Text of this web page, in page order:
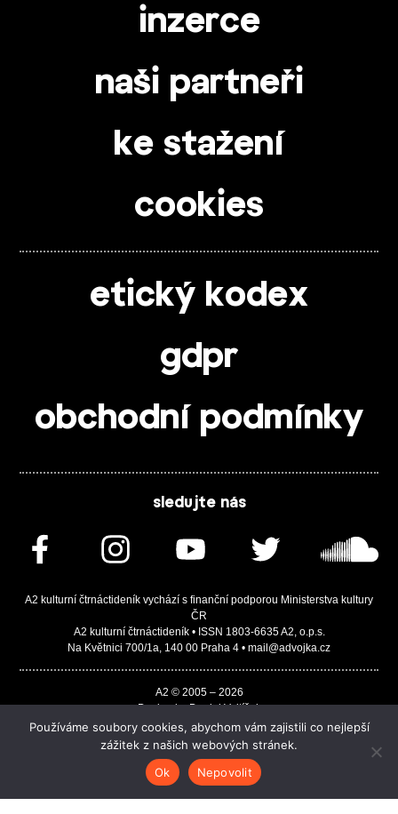
inzerce
naši partneři
ke stažení
cookies
etický kodex
gdpr
obchodní podmínky
sledujte nás
A2 kulturní čtrnáctideník vychází s finanční podporou Ministerstva kultury
ČR
A2 kulturní čtrnáctideník • ISSN 1803-6635 A2, o.p.s.
Na Květnici 700/1a, 140 00 Praha 4 • mail@advojka.cz
A2 © 2005 – 2026
Design by Daniel Vojtíšek
Built by JASA-IT & ChSoft
Používáme soubory cookies, abychom vám zajistili co nejlepší
zážitek z našich webových stránek.
Ok
Nepovolit